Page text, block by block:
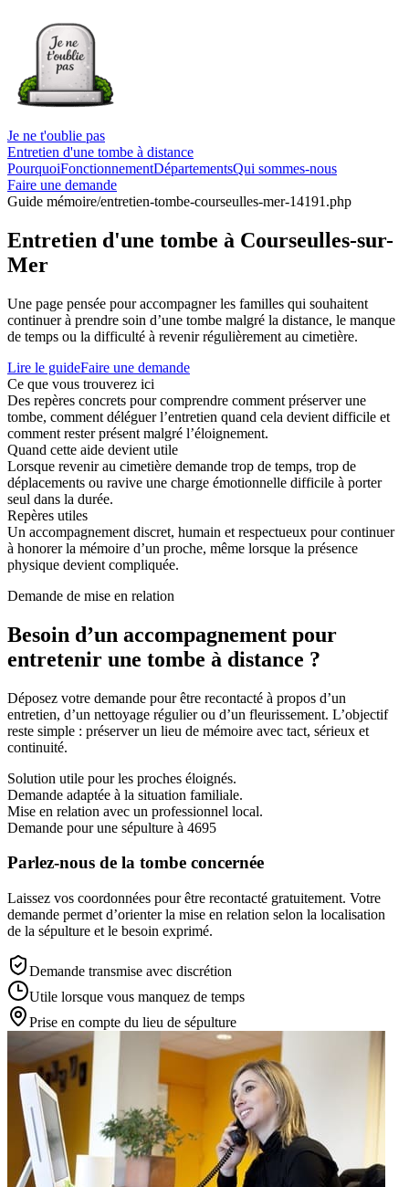
Je ne t'oublie pas
Entretien d'une tombe à distance
PourquoiFonctionnementDépartementsQui sommes-nous
Faire une demande
Guide mémoire/entretien-tombe-courseulles-mer-14191.php
Entretien d'une tombe à Courseulles-sur-
Mer
Une page pensée pour accompagner les familles qui souhaitent
continuer à prendre soin d’une tombe malgré la distance, le manque
de temps ou la difficulté à revenir régulièrement au cimetière.
Lire le guideFaire une demande
Ce que vous trouverez ici
Des repères concrets pour comprendre comment préserver une
tombe, comment déléguer l’entretien quand cela devient difficile et
comment rester présent malgré l’éloignement.
Quand cette aide devient utile
Lorsque revenir au cimetière demande trop de temps, trop de
déplacements ou ravive une charge émotionnelle difficile à porter
seul dans la durée.
Repères utiles
Un accompagnement discret, humain et respectueux pour continuer
à honorer la mémoire d’un proche, même lorsque la présence
physique devient compliquée.
Demande de mise en relation
Besoin d’un accompagnement pour
entretenir une tombe à distance ?
Déposez votre demande pour être recontacté à propos d’un
entretien, d’un nettoyage régulier ou d’un fleurissement. L’objectif
reste simple : préserver un lieu de mémoire avec tact, sérieux et
continuité.
Solution utile pour les proches éloignés.
Demande adaptée à la situation familiale.
Mise en relation avec un professionnel local.
Demande pour une sépulture à 4695
Parlez-nous de la tombe concernée
Laissez vos coordonnées pour être recontacté gratuitement. Votre
demande permet d’orienter la mise en relation selon la localisation
de la sépulture et le besoin exprimé.
Demande transmise avec discrétion
Utile lorsque vous manquez de temps
Prise en compte du lieu de sépulture